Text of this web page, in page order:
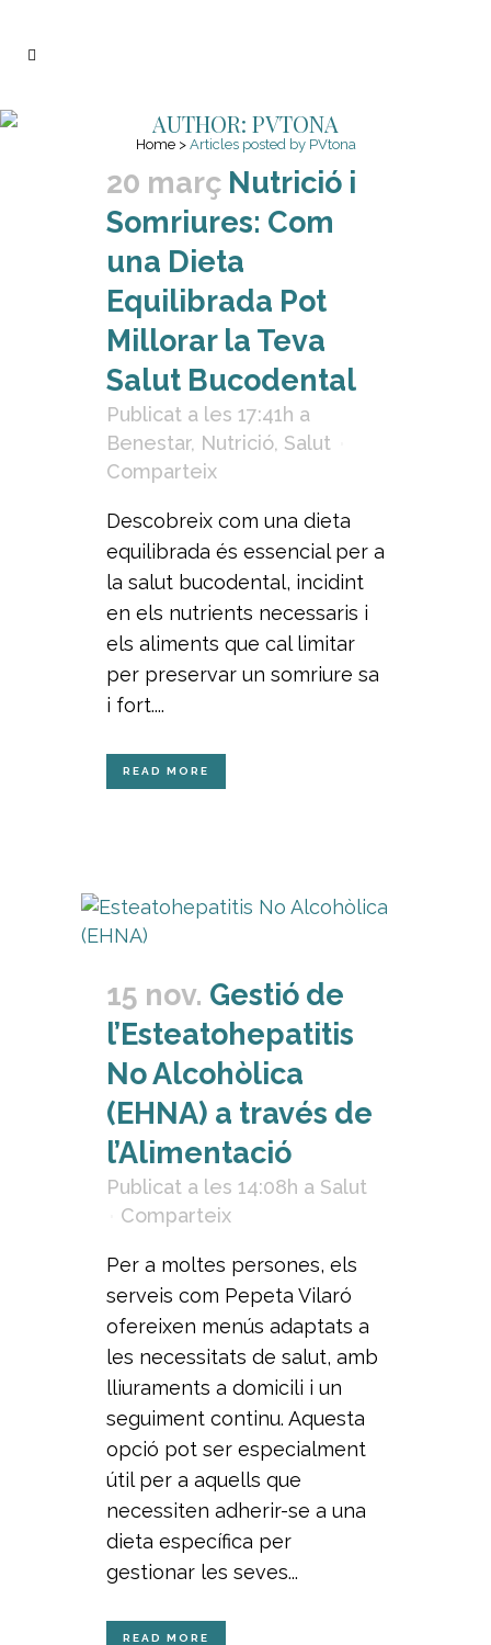
AUTHOR: PVTONA
Home> Articles posted by PVtona
20 març Nutrició i
Somriures: Com
una Dieta
Equilibrada Pot
Millorar la Teva
Salut Bucodental
Publicat a les 17:41h a
Benestar, Nutrició, Salut
Comparteix
Descobreix com una dieta
equilibrada és essencial per a
la salut bucodental, incidint
en els nutrients necessaris i
els aliments que cal limitar
per preservar un somriure sa
i fort....
READ MORE
15 nov. Gestió de
l’Esteatohepatitis
No Alcohòlica
(EHNA) a través de
l’Alimentació
Publicat a les 14:08h a Salut
Comparteix
Per a moltes persones, els
serveis com Pepeta Vilaró
ofereixen menús adaptats a
les necessitats de salut, amb
lliuraments a domicili i un
seguiment continu. Aquesta
opció pot ser especialment
útil per a aquells que
necessiten adherir-se a una
dieta específica per
gestionar les seves...
READ MORE